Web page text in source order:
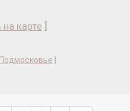
на карте